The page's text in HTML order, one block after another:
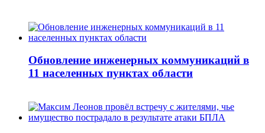
Обновление инженерных коммуникаций в
11 населенных пунктах области